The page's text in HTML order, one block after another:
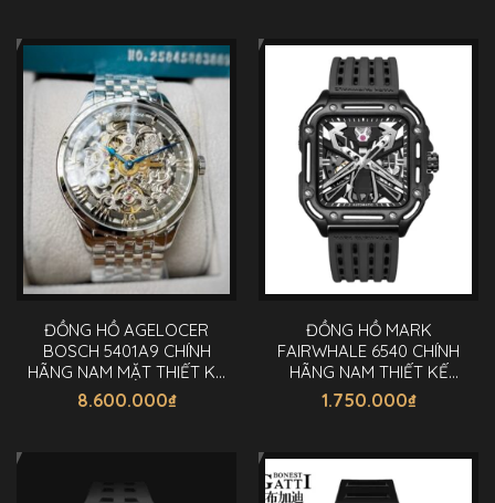
ĐỒNG HỒ AGELOCER
BOSCH 5401A9 CHÍNH
HÃNG NAM MẶT THIẾT KẾ
40MM
8.600.000₫
ĐỒNG HỒ MARK
FAIRWHALE 6540 CHÍNH
HÃNG NAM THIẾT KẾ
ĐỘC ĐÁO 44MM
1.750.000₫